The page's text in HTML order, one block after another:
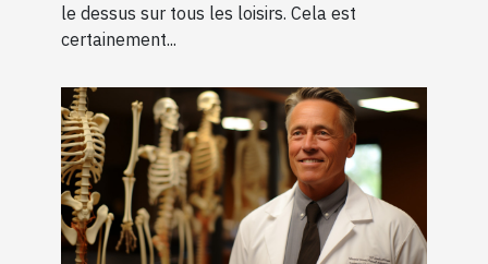
le dessus sur tous les loisirs. Cela est
certainement...